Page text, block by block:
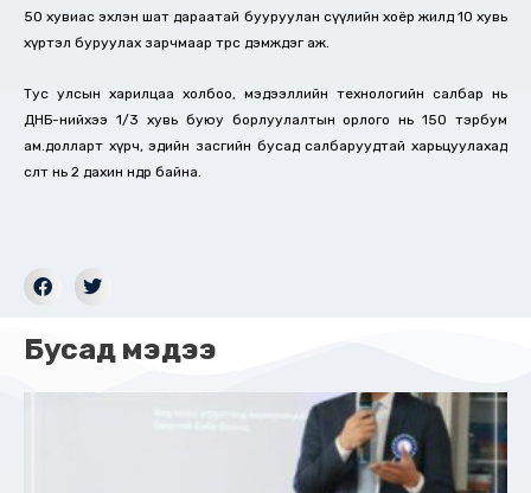
50 хувиас эхлэн шат дараатай бууруулан сүүлийн хоёр жилд 10 хувь
хүртэл буруулах зарчмаар төрөөс дэмждэг аж.
Тус улсын харилцаа холбоо, мэдээллийн технологийн салбар нь
ДНБ-нийхээ 1/3 хувь буюу борлуулалтын орлого нь 150 тэрбум
ам.долларт хүрч, эдийн засгийн бусад салбаруудтай харьцуулахад
өсөлт нь 2 дахин өндөр байна.
Бусад мэдээ